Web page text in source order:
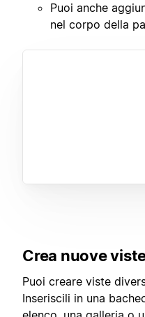
Puoi anche
nel corpo della
Crea nuove
Puoi creare viste
Inseriscili in una